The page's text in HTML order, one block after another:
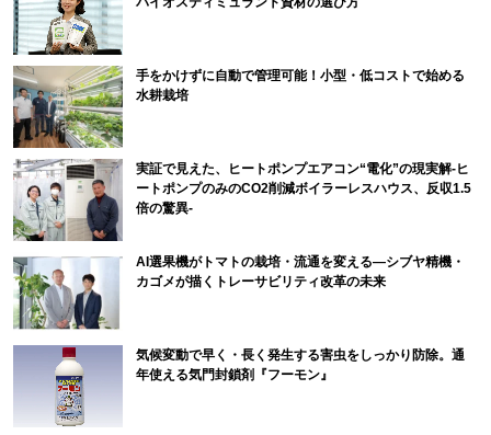
手をかけずに自動で管理可能！小型・低コストで始める
水耕栽培
実証で見えた、ヒートポンプエアコン“電化”の現実解-ヒ
ートポンプのみのCO2削減ボイラーレスハウス、反収1.5
倍の驚異-
AI選果機がトマトの栽培・流通を変える―シブヤ精機・
カゴメが描くトレーサビリティ改革の未来
気候変動で早く・長く発生する害虫をしっかり防除。通
年使える気門封鎖剤『フーモン』